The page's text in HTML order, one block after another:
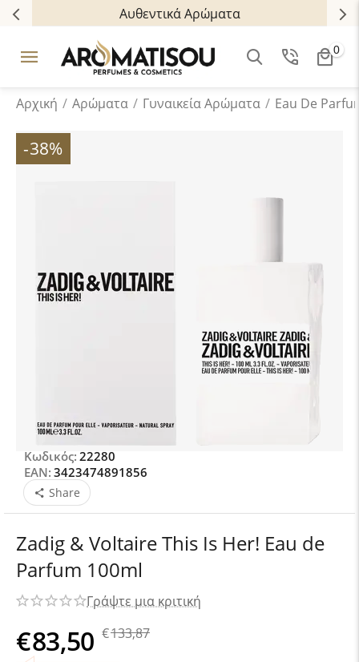
Αυθεντικά Αρώματα
0
Αρχική / Αρώματα / Γυναικεία Αρώματα / Eau De
-38%
EAN: 3423474891856
Κωδικός: 22280
Share
Zadig & Voltaire This Is Her! Eau de
Parfum 100ml
Γράψτε μια κριτική
€83,50 €133,87